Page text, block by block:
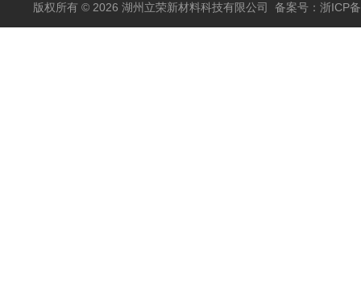
版权所有 © 2026 湖州立荣新材料科技有限公司 备案号：浙ICP